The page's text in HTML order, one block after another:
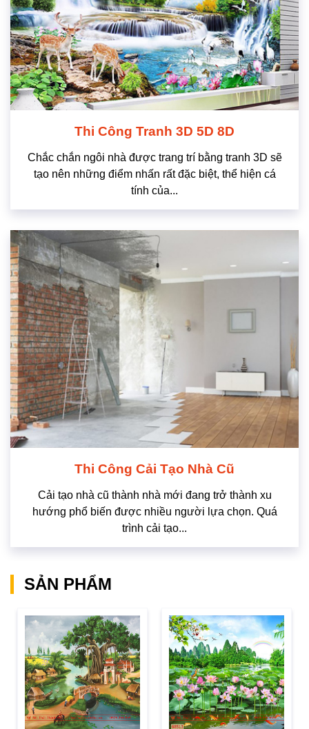
Thi Công Tranh 3D 5D 8D
Chắc chắn ngôi nhà được trang trí bằng tranh 3D sẽ
tạo nên những điểm nhấn rất đặc biệt, thể hiện cá
tính của...
Thi Công Cải Tạo Nhà Cũ
Cải tạo nhà cũ thành nhà mới đang trở thành xu
hướng phổ biến được nhiều người lựa chọn. Quá
trình cải tạo...
SẢN PHẨM